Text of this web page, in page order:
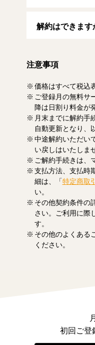
ンのご利用期間
解約はできます
事をお読みいた
注意事項
価格はすべて税込
ご登録月の無料サ
降は日割り料金が
月末までに解約手
自動更新となり、
中途解約いただい
い戻しはいたしま
ご解約手続きは、
支払方法、支払時
細は、「特定商取
い。
その他契約条件の
さい。ご利用に際
す。
その他のよくある
ください。
初回ご登